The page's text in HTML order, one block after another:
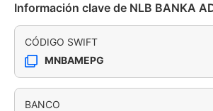
Información clave de NLB BANKA
CÓDIGO SWIFT
MNBAMEPG
BANCO